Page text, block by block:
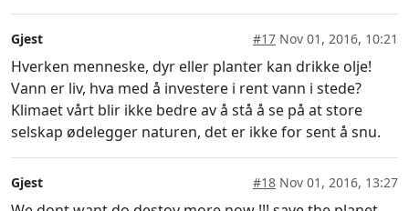
Gjest #17 Nov 01, 2016, 10:21
Hverken menneske, dyr eller planter kan drikke olje!
Vann er liv, hva med å investere i rent vann i stede?
Klimaet vårt blir ikke bedre av å stå å se på at store
selskap ødelegger naturen, det er ikke for sent å snu.
Gjest #18 Nov 01, 2016, 13:27